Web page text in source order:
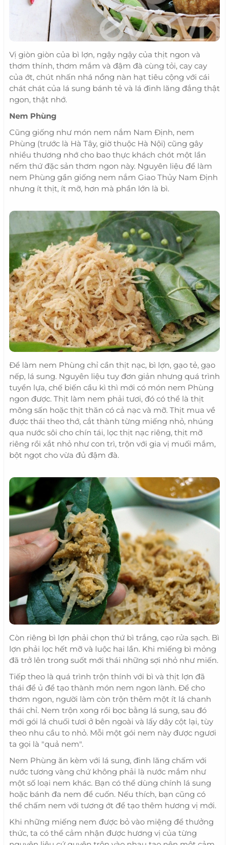
Vị giòn giòn của bì lợn, ngậy ngậy của thịt ngon và
thơm thính, thơm mắm và đậm đà cùng tỏi, cay cay
của ớt, chút nhấn nhá nồng nàn hạt tiêu cộng với cái
chát chát của lá sung bánh tẻ và lá đinh lăng đắng thật
ngon, thật nhớ.
Nem Phùng
Cũng giống như món nem nắm Nam Định, nem
Phùng (trước là Hà Tây, giờ thuộc Hà Nội) cũng gây
nhiều thương nhớ cho bao thực khách chót một lần
nếm thứ đặc sản thơm ngon này. Nguyên liệu để làm
nem Phùng gần giống nem nắm Giao Thủy Nam Định
nhưng ít thịt, ít mỡ, hơn mà phần lớn là bì.
Để làm nem Phùng chỉ cần thịt nạc, bì lợn, gạo tẻ, gạo
nếp, lá sung. Nguyên liệu tuy đơn giản nhưng quá trình
tuyển lựa, chế biến cầu kì thì mới có món nem Phùng
ngon được. Thịt làm nem phải tươi, đó có thể là thịt
mông sấn hoặc thịt thăn có cả nạc và mỡ. Thịt mua về
được thái theo thớ, cắt thành từng miếng nhỏ, nhúng
qua nước sôi cho chín tái, lọc thịt nạc riêng, thịt mỡ
riêng rồi xắt nhỏ như con trì, trộn với gia vị muối mắm,
bột ngọt cho vừa đủ đậm đà.
Còn riêng bì lợn phải chọn thứ bì trắng, cạo rửa sạch. Bì
lợn phải lọc hết mỡ và luộc hai lần. Khi miếng bì mỏng
đã trở lên trong suốt mới thái những sợi nhỏ như miến.
Tiếp theo là quá trình trộn thính với bì và thịt lợn đã
thái để ủ để tạo thành món nem ngon lành. Để cho
thơm ngon, người làm còn trộn thêm một ít lá chanh
thái chỉ. Nem trộn xong rồi bọc bằng lá sung, sau đó
mới gói lá chuối tươi ở bên ngoài và lấy dây cột lại, tùy
theo nhu cầu to nhỏ. Mỗi một gói nem này được ngươi
ta gọi là "quả nem".
Nem Phùng ăn kèm với lá sung, đinh lăng chấm với
nước tương vàng chứ không phải là nước mắm như
một số loại nem khác. Bạn có thể dùng chính lá sung
hoặc bánh đa nem để cuốn. Nếu thích, bạn cũng có
thể chấm nem với tương ớt để tạo thêm hương vị mới.
Khi những miếng nem được bỏ vào miệng để thưởng
thức, ta có thể cảm nhận được hương vị của từng